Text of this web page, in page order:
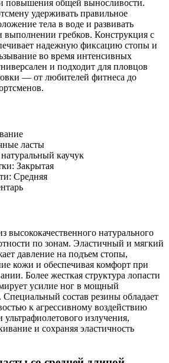
повышения общей выносливости.
удерживать правильное
тела в воде и развивать
гребков. Конструкция с
надежную фиксацию стопы и
во время интенсивных
и подходит для пловцов
— от любителей фитнеса до
ласты
каучук
Закрытая
Средняя
высококачественного натурального
по зонам. Эластичный и мягкий
давление на подъем стопы,
кожи и обеспечивая комфорт при
Более жесткая структура лопасти
усилие ног в мощный
состав резины обладает
к агрессивному воздействию
излучения,
и сохраняя эластичность